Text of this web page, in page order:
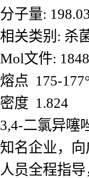
分子量:
相关类别: 杀
Mol文件:
熔点 175-
密度 1.824
3,4-二氯异噻
知名企业，
人员全程指